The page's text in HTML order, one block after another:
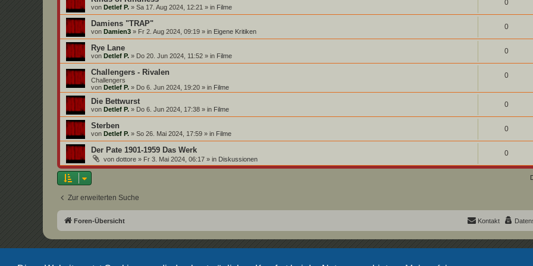
von Detlef P. » Sa 17. Aug 2024, 12:21 » in Filme
0
Damiens "TRAP"
von Damien3 » Fr 2. Aug 2024, 09:19 » in Eigene Kritiken
0
Rye Lane
von Detlef P. » Do 20. Jun 2024, 11:52 » in Filme
0
Challengers - Rivalen
Challengers
von Detlef P. » Do 6. Jun 2024, 19:20 » in Filme
0
Die Bettwurst
von Detlef P. » Do 6. Jun 2024, 17:38 » in Filme
0
Sterben
von Detlef P. » So 26. Mai 2024, 17:59 » in Filme
0
Der Pate 1901-1959 Das Werk
von dottore » Fr 3. Mai 2024, 06:17 » in Diskussionen
0
Zur erweiterten Suche
Foren-Übersicht Kontakt
Powered byphpBB® Forum Software © phpBB Limited